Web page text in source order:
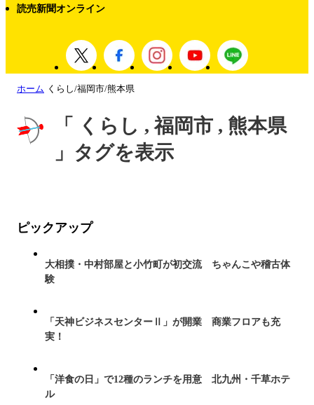
読売新聞オンライン
ホーム くらし/福岡市/熊本県
「 くらし , 福岡市 , 熊本県
」タグを表示
ピックアップ
大相撲・中村部屋と小竹町が初交流 ちゃんこや稽古体
験
「天神ビジネスセンターⅡ」が開業 商業フロアも充
実！
「洋食の日」で12種のランチを用意 北九州・千草ホテ
ル